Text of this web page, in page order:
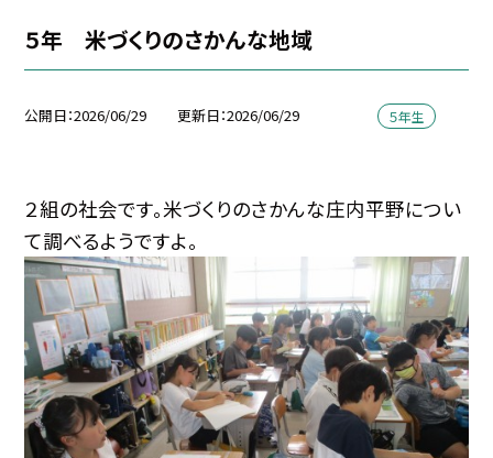
５年 米づくりのさかんな地域
公開日 2026/06/29 更新日 2026/06/29 ５年生
２組の社会です。米づくりのさかんな庄内平野につい
て調べるようですよ。